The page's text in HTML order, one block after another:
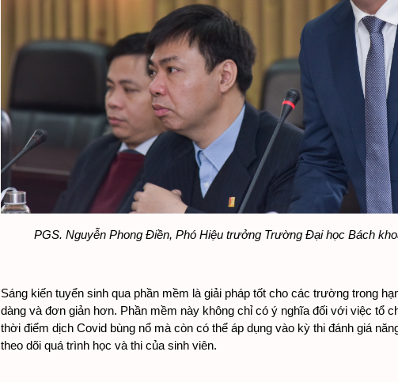
PGS. Nguyễn Phong Điền, Phó Hiệu trưởng Trường Đại học Bách
Sáng kiến tuyển sinh qua phần mềm là giải pháp tốt cho các trường trong
dàng và đơn giản hơn. Phần mềm này không chỉ có ý nghĩa đối với việc tổ
thời điểm dịch Covid bùng nổ mà còn có thể áp dụng vào kỳ thi đánh giá
theo dõi quá trình học và thi của sinh viên.